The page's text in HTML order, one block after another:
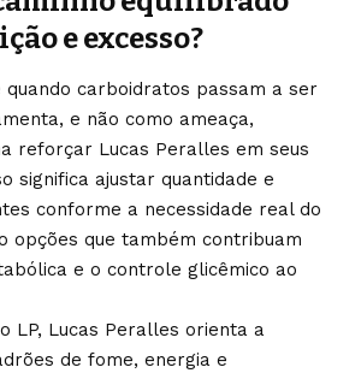
e excesso?
quando carboidratos passam a ser
e não como ameaça,
reforçar Lucas Peralles em seus
significa ajustar quantidade e
conforme a necessidade real do
opções que também contribuam
e o controle glicêmico ao
LP, Lucas Peralles orienta a
de fome, energia e